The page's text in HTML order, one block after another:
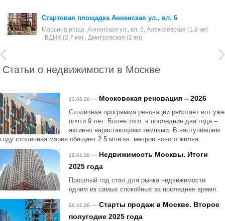
Стартовая площадка Анненская ул., вл. 6
Марьина роща, Анненская ул., вл. 6, Алексеевская (1.8 км)
, ВДНХ (2.7 км) , Дмитровская (2 км)
Статьи о недвижимости в Москве
23.03.26 — Московская реновация – 2026
Столичная программа реновации работает вот уже
почти 9 лет. Более того, в последние два года –
активно нарастающими темпами. В наступившем
году столичная мэрия обещает 2.5 млн кв. метров нового жилья.
22.01.26 — Недвижимость Москвы. Итоги
2025 года
Прошлый год стал для рынка недвижимости
одним из самых спокойных за последнее время.
20.01.26 — Старты продаж в Москве. Второе
полугодие 2025 года